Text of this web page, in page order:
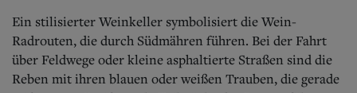
Datenschutz
Ein stilisierter Weinkeller symbolisiert die Wein-
Radrouten, die durch Südmähren führen. Bei der Fahrt
über Feldwege oder kleine asphaltierte Straßen sind die
Reben mit ihren blauen oder weißen Trauben, die gerade